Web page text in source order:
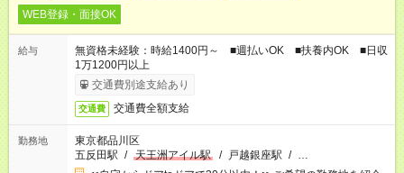
WEB登録・面接OK
給与
無資格未経験：時給1400円～ ■週払いOK ■扶養内OK ■日収
1万1200円以上
交通費別途支給あり
交通費 交通費全額支給
勤務地
東京都品川区
五反田駅 / 天王洲アイル駅 / 戸越銀座駅 / …